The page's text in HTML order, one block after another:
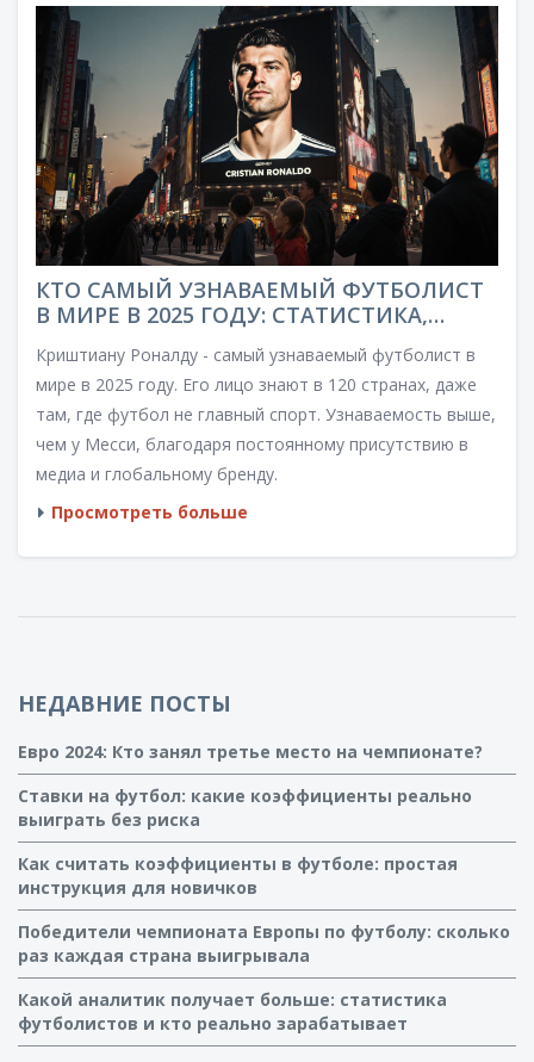
КТО САМЫЙ УЗНАВАЕМЫЙ ФУТБОЛИСТ
В МИРЕ В 2025 ГОДУ: СТАТИСТИКА,
Криштиану Роналду - самый узнаваемый футболист в
мире в 2025 году. Его лицо знают в 120 странах, даже
там, где футбол не главный спорт. Узнаваемость выше,
чем у Месси, благодаря постоянному присутствию в
медиа и глобальному бренду.
Просмотреть больше
НЕДАВНИЕ ПОСТЫ
Евро 2024: Кто занял третье место на чемпионате?
Ставки на футбол: какие коэффициенты реально
выиграть без риска
Как считать коэффициенты в футболе: простая
инструкция для новичков
Победители чемпионата Европы по футболу: сколько
раз каждая страна выигрывала
Какой аналитик получает больше: статистика
футболистов и кто реально зарабатывает